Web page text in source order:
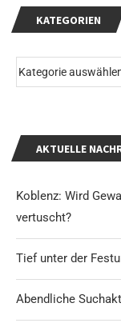
KATEGORIEN
AKTUELLE
Koblenz: Wird
vertuscht?
Tief unter der
Abendliche